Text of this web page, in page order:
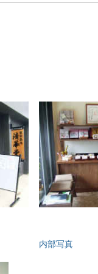
内部写真